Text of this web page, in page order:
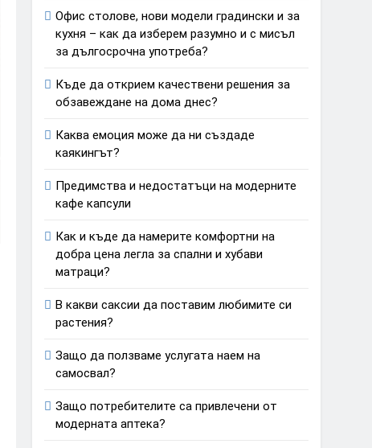
Офис столове, нови модели градински и за
кухня – как да изберем разумно и с мисъл
за дългосрочна употреба?
Къде да открием качествени решения за
обзавеждане на дома днес?
Каква емоция може да ни създаде
каякингът?
Предимства и недостатъци на модерните
кафе капсули
Как и къде да намерите комфортни на
добра цена легла за спални и хубави
матраци?
В какви саксии да поставим любимите си
растения?
Защо да ползваме услугата наем на
самосвал?
Защо потребителите са привлечени от
модерната аптека?